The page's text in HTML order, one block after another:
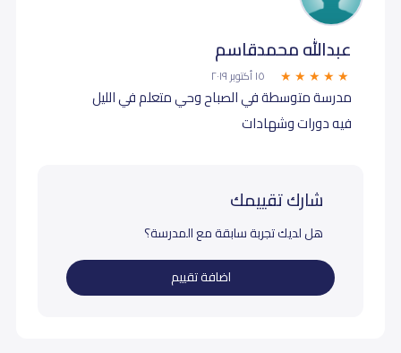
عبدالله محمدقاسم
١٥ أكتوبر ٢٠١٩
مدرسة متوسطة في الصباح وحي متعلم في الليل
فيه دورات وشهادات
شارك تقييمك
هل لديك تجربة سابقة مع المدرسة؟
اضافة تقييم